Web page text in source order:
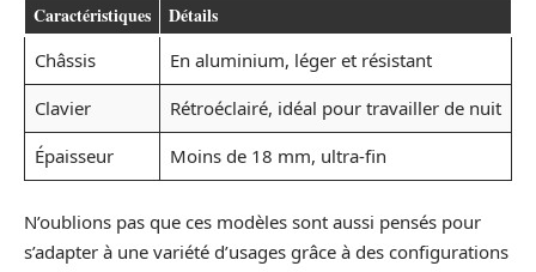
Caractéristiques Détails
Châssis
En aluminium, léger et résistant
Clavier
Rétroéclairé, idéal pour travailler de nuit
Épaisseur
Moins de 18 mm, ultra-fin
N’oublions pas que ces modèles sont aussi pensés pour
s’adapter à une variété d’usages grâce à des configurations